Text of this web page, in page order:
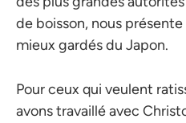
de boisson, nous
mieux gardés du Japon.
Pour ceux qui veulent
avons travaillé avec